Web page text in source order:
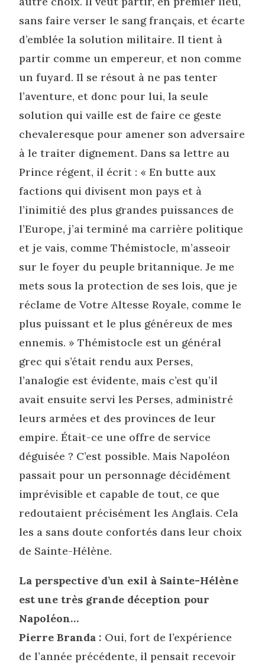
sans faire verser le sang français, et écarte
d’emblée la solution militaire. Il tient à
partir comme un empereur, et non comme
un fuyard. Il se résout à ne pas tenter
l’aventure, et donc pour lui, la seule
solution qui vaille est de faire ce geste
chevaleresque pour amener son adversaire
à le traiter dignement. Dans sa lettre au
Prince régent, il écrit : « En butte aux
factions qui divisent mon pays et à
l’inimitié des plus grandes puissances de
l’Europe, j’ai terminé ma carrière politique
et je vais, comme Thémistocle, m’asseoir
sur le foyer du peuple britannique. Je me
mets sous la protection de ses lois, que je
réclame de Votre Altesse Royale, comme le
plus puissant et le plus généreux de mes
ennemis. » Thémistocle est un général
grec qui s’était rendu aux Perses,
l’analogie est évidente, mais c’est qu’il
avait ensuite servi les Perses, administré
leurs armées et des provinces de leur
empire. Était-ce une offre de service
déguisée ? C’est possible. Mais Napoléon
passait pour un personnage décidément
imprévisible et capable de tout, ce que
redoutaient précisément les Anglais. Cela
les a sans doute confortés dans leur choix
de Sainte-Hélène.
La perspective d’un exil à Sainte-Hélène
est une très grande déception pour
Napoléon…
Pierre Branda : Oui, fort de l’expérience
de l’année précédente, il pensait recevoir